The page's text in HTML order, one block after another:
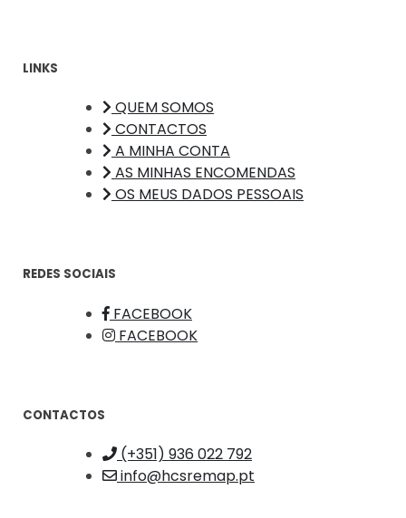
LINKS
QUEM SOMOS
CONTACTOS
A MINHA CONTA
AS MINHAS ENCOMENDAS
OS MEUS DADOS PESSOAIS
REDES SOCIAIS
FACEBOOK
FACEBOOK
CONTACTOS
(+351) 936 022 792
info@hcsremap.pt